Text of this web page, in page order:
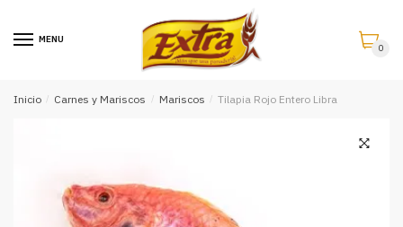
MENU
0
Inicio / Carnes y Mariscos / Mariscos / Tilapia Rojo Entero Libra